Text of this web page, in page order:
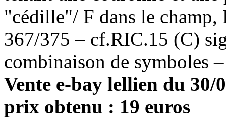
"cédille"/ F dans le champ,
367/375 – cf.RIC.15 (C)
combinaison de symboles
Vente e-bay lellien du 30/
prix obtenu : 19 euros